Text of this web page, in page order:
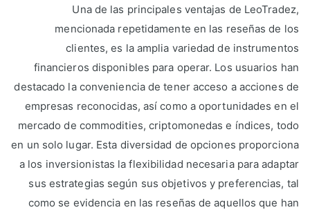
Una de las principales ventajas de LeoTradez,
mencionada repetidamente en las reseñas de los
clientes, es la amplia variedad de instrumentos
financieros disponibles para operar. Los usuarios han
destacado la conveniencia de tener acceso a acciones de
empresas reconocidas, así como a oportunidades en el
mercado de commodities, criptomonedas e índices, todo
en un solo lugar. Esta diversidad de opciones proporciona
a los inversionistas la flexibilidad necesaria para adaptar
sus estrategias según sus objetivos y preferencias, tal
como se evidencia en las reseñas de aquellos que han